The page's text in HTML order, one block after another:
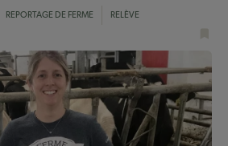
REPORTAGE DE FERME RELÈVE